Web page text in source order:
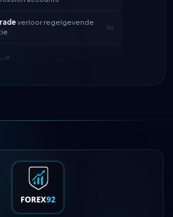
opnamesnelheid nu 24u 4d
— nieuwe zero-
accounts
verloor regelgevende